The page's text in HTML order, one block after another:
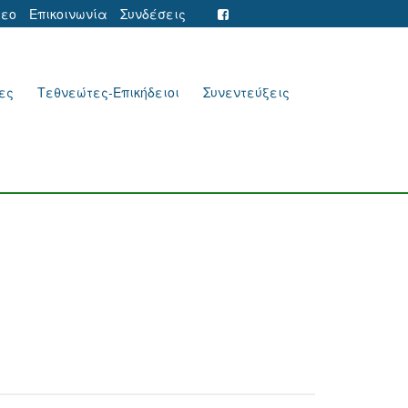
Επικοινωνία Συνδέσεις
Τεθνεώτες-Επικήδειοι Συνεντεύξεις